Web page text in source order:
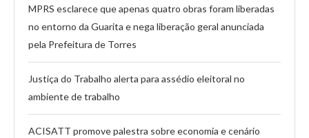
MPRS esclarece que apenas quatro obras foram liberadas
no entorno da Guarita e nega liberação geral anunciada
pela Prefeitura de Torres
Justiça do Trabalho alerta para assédio eleitoral no
ambiente de trabalho
ACISATT promove palestra sobre economia e cenário